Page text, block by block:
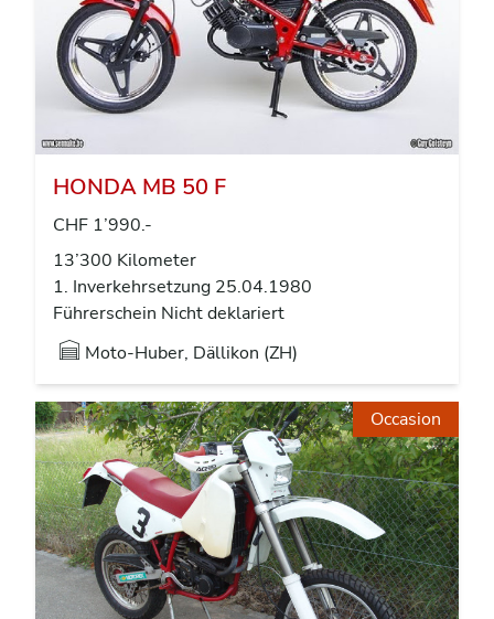
HONDA MB 50 F
CHF 1’990.-
13’300 Kilometer
1. Inverkehrsetzung 25.04.1980
Führerschein Nicht deklariert
Moto-Huber, Dällikon (ZH)
Occasion